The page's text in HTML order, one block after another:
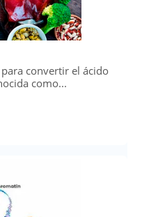
convertir el ácido
como...